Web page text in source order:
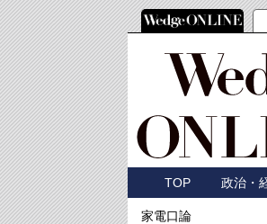
TOP 政治・
家電口論